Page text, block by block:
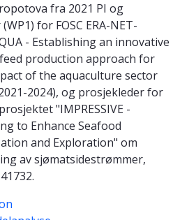
fra 2021 PI og
for FOSC ERA-NET-
- Establishing an innovative
production approach for
of the aquaculture sector
2024), og prosjekleder for
"IMPRESSIVE -
to Enhance Seafood
and Exploration" om
av sjømatsidestrømmer,